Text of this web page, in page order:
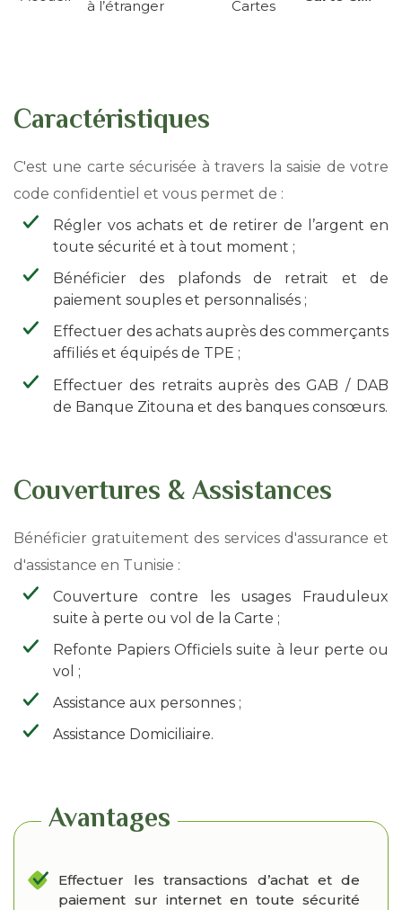
à l’étranger
Cartes
Caractéristiques
C'est une carte sécurisée à travers la saisie de votre
code confidentiel et vous permet de :
Régler vos achats et de retirer de l’argent en
toute sécurité et à tout moment ;
Bénéficier des plafonds de retrait et de
paiement souples et personnalisés ;
Effectuer des achats auprès des commerçants
affiliés et équipés de TPE ;
Effectuer des retraits auprès des GAB / DAB
de Banque Zitouna et des banques consœurs.
Couvertures & Assistances
Bénéficier gratuitement des services d'assurance et
d'assistance en Tunisie :
Couverture contre les usages Frauduleux
suite à perte ou vol de la Carte ;
Refonte Papiers Officiels suite à leur perte ou
vol ;
Assistance aux personnes ;
Assistance Domiciliaire.
Avantages
Effectuer les transactions d’achat et de
paiement sur internet en toute sécurité